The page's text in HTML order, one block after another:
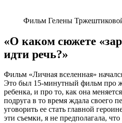
Фильм Гелены
«О каком сюжете
идти речь?»
Фильм «Личная вселенная»
Это был 15-минутный фильм про
ребенка, и про то, как она
подруга в то время ждала своего
уговорить ее стать главной
эти съемки, я не предполагала,